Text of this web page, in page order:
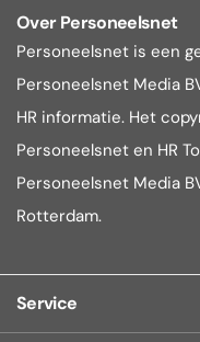
Over Personeelsnet
Personeelsnet is een
Personeelsnet Media
HR informatie. Het
Personeelsnet en HR
Personeelsnet Media
Rotterdam.
Service